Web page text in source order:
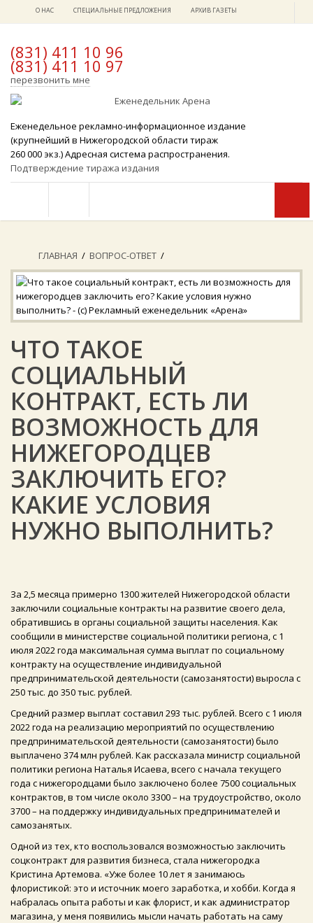
О НАС СПЕЦИАЛЬНЫЕ ПРЕДЛОЖЕНИЯ АРХИВ ГАЗЕТЫ
x
(831) 411 10 96
(831) 411 10 97
перезвонить мне
Еженедельное рекламно-информационное издание
(крупнейший в Нижегородской области тираж
260 000 экз.) Адресная система распространения.
Подтверждение тиража издания
ГЛАВНАЯ / ВОПРОС-ОТВЕТ /
ЧТО ТАКОЕ
СОЦИАЛЬНЫЙ
КОНТРАКТ, ЕСТЬ ЛИ
ВОЗМОЖНОСТЬ ДЛЯ
НИЖЕГОРОДЦЕВ
ЗАКЛЮЧИТЬ ЕГО?
КАКИЕ УСЛОВИЯ
НУЖНО ВЫПОЛНИТЬ?
За 2,5 месяца примерно 1300 жителей Нижегородской области
заключили социальные контракты на развитие своего дела,
обратившись в органы социальной защиты населения. Как
сообщили в министерстве социальной политики региона, с 1
июля 2022 года максимальная сумма выплат по социальному
контракту на осуществление индивидуальной
предпринимательской деятельности (самозанятости) выросла с
250 тыс. до 350 тыс. рублей.
Средний размер выплат составил 293 тыс. рублей. Всего с 1 июля
2022 года на реализацию мероприятий по осуществлению
предпринимательской деятельности (самозанятости) было
выплачено 374 млн рублей. Как рассказала министр социальной
политики региона Наталья Исаева, всего с начала текущего
года с нижегородцами было заключено более 7500 социальных
контрактов, в том числе около 3300 – на трудоустройство, около
3700 – на поддержку индивидуальных предпринимателей и
самозанятых.
Одной из тех, кто воспользовался возможностью заключить
соцконтракт для развития бизнеса, стала нижегородка
Кристина Артемова. «Уже более 10 лет я занимаюсь
флористикой: это и источник моего заработка, и хобби. Когда я
набралась опыта работы и как флорист, и как администратор
магазина, у меня появились мысли начать работать на саму